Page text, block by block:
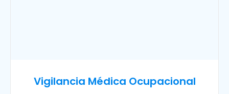
Vigilancia Médica Ocupacional